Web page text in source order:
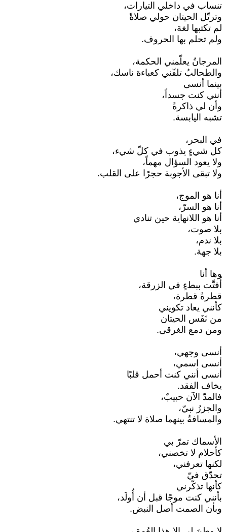
تنساب في داخلي التيارات،
وترتّل الحيتان حولي صلاةً
لم تكتبها لغة،
ولم تحلم بها الحروف.
المرجانُ يعلّمني الحكمة،
والطحالبُ تلفّني كعباءة ناسك،
بينما أنسى
أنني كنت جسداً،
وأن لي ذاكرةً
تشبه اليابسة.
في البحر،
كل شيءٍ يذوب في كلّ شيء،
ولا يعود السؤال مهماً،
ولا تبقى الأجوبة حجرًا على القلب.
أنا هو الموج،
أنا هو السرّ،
أنا هو اللانهاية حين تنادي
بلا صوت،
بلا ندم،
بلا جهة.
وها أنا
أُفتَّت ببطءٍ في الزرقة،
قطرةً قطرة،
كأنني يعاد تكويني
من نَفَس الحيتان
ومن دمع الغرقى.
أنسى وجهي،
أنسى اسمي،
أنسى أنني كنت أحمل قلبًا
يخاف الفقد.
فالمدّ الآن حبيبٌ،
والجزرُ نبيّ،
والمسافةُ بينهما صلاة لا تنتهي.
الأسماك تمرّ بي
كأحلام لا تخصني،
لكنها تعرفني،
تحدّق فيّ
كأنها تذكّرني
بأنني كنت موجًا قبل أن أُولَد،
وبأن الصمت أصل النبض.